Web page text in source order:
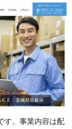
す。事業内容は配